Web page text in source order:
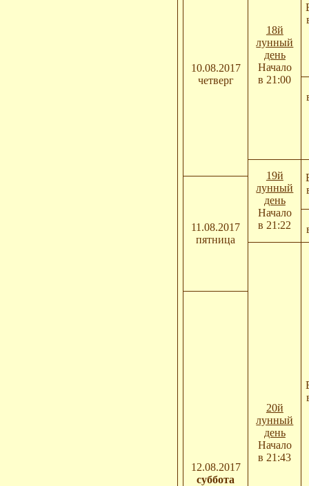
18й
лунный
день
Начало
в 21:00
10.08.2017
четверг
19й
лунный
день
Начало
в 21:22
11.08.2017
пятница
20й
лунный
день
Начало
в 21:43
12.08.2017
суббота